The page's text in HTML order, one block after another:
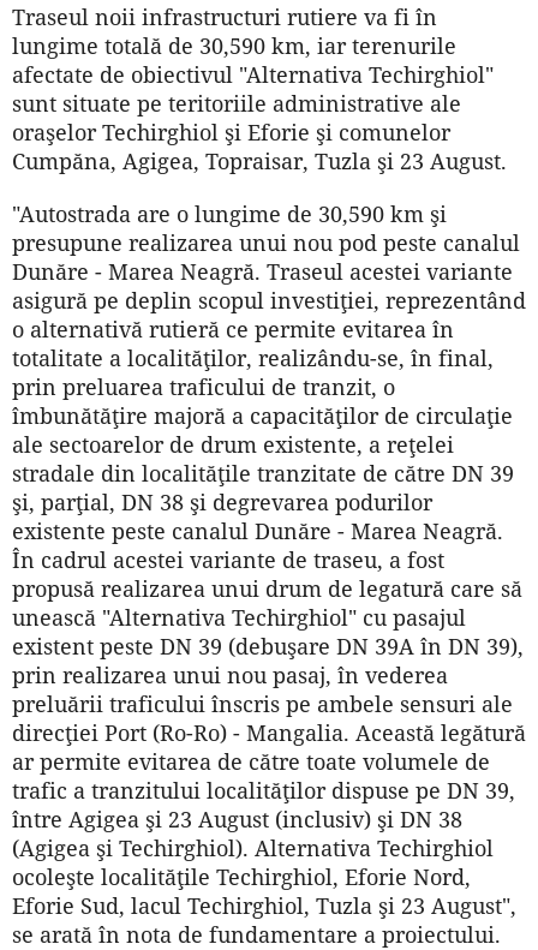
Traseul noii infrastructuri rutiere va fi în
lungime totală de 30,590 km, iar terenurile
afectate de obiectivul "Alternativa Techirghiol"
sunt situate pe teritoriile administrative ale
oraşelor Techirghiol şi Eforie şi comunelor
Cumpăna, Agigea, Topraisar, Tuzla şi 23 August.
"Autostrada are o lungime de 30,590 km şi
presupune realizarea unui nou pod peste canalul
Dunăre - Marea Neagră. Traseul acestei variante
asigură pe deplin scopul investiţiei, reprezentând
o alternativă rutieră ce permite evitarea în
totalitate a localităţilor, realizându-se, în final,
prin preluarea traficului de tranzit, o
îmbunătăţire majoră a capacităţilor de circulaţie
ale sectoarelor de drum existente, a reţelei
stradale din localităţile tranzitate de către DN 39
şi, parţial, DN 38 şi degrevarea podurilor
existente peste canalul Dunăre - Marea Neagră.
În cadrul acestei variante de traseu, a fost
propusă realizarea unui drum de legatură care să
unească "Alternativa Techirghiol" cu pasajul
existent peste DN 39 (debuşare DN 39A în DN 39),
prin realizarea unui nou pasaj, în vederea
preluării traficului înscris pe ambele sensuri ale
direcţiei Port (Ro-Ro) - Mangalia. Această legătură
ar permite evitarea de către toate volumele de
trafic a tranzitului localităţilor dispuse pe DN 39,
între Agigea şi 23 August (inclusiv) şi DN 38
(Agigea şi Techirghiol). Alternativa Techirghiol
ocoleşte localităţile Techirghiol, Eforie Nord,
Eforie Sud, lacul Techirghiol, Tuzla şi 23 August",
se arată în nota de fundamentare a proiectului.